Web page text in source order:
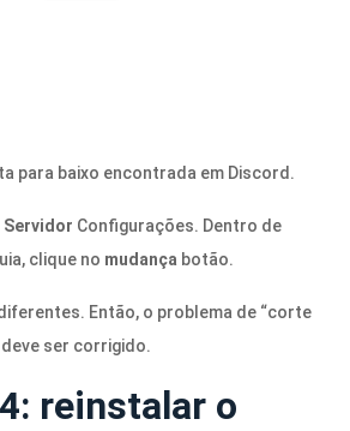
para baixo encontrada em Discord.
Servidor Configurações. Dentro de
clique no mudança botão.
Então, o problema de “corte
ser corrigido.
reinstalar o